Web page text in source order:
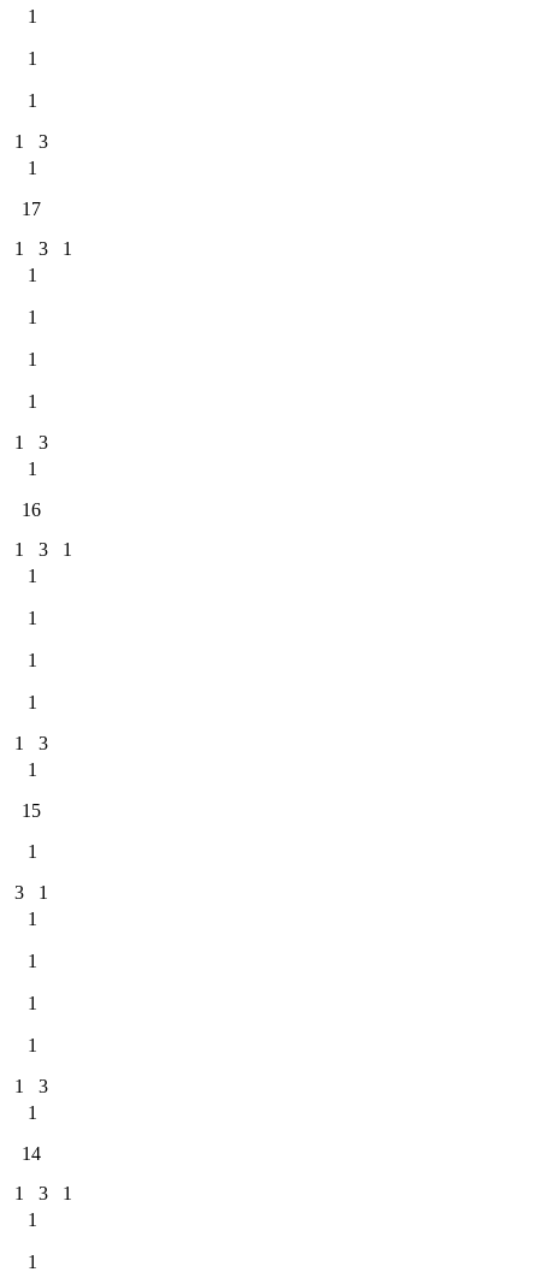
1
1
1
1
3
1
17
1
3
1
1
1
1
1
1
3
1
16
1
3
1
1
1
1
1
1
3
1
15
1
3
1
1
1
1
1
1
3
1
14
1
3
1
1
1